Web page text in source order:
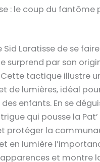
: le coup du fantôme
Sid Laratisse de se
surprend par son
tactique illustre
de lumières, idéal
enfants. En se
qui pousse la
protéger la
en lumière
et montre